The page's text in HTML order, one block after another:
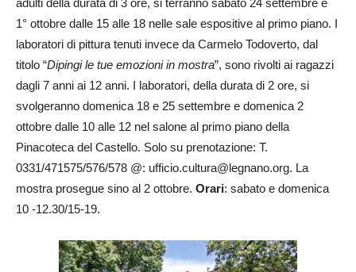
adulti della durata di 3 ore, si terranno sabato 24 settembre e
1° ottobre dalle 15 alle 18 nelle sale espositive al primo piano. I
laboratori di pittura tenuti invece da Carmelo Todoverto, dal
titolo “Dipingi le tue emozioni in mostra”, sono rivolti ai ragazzi
dagli 7 anni ai 12 anni. I laboratori, della durata di 2 ore, si
svolgeranno domenica 18 e 25 settembre e domenica 2
ottobre dalle 10 alle 12 nel salone al primo piano della
Pinacoteca del Castello. Solo su prenotazione: T.
0331/471575/576/578 @: ufficio.cultura@legnano.org. La
mostra prosegue sino al 2 ottobre. Orari: sabato e domenica
10 -12.30/15-19.